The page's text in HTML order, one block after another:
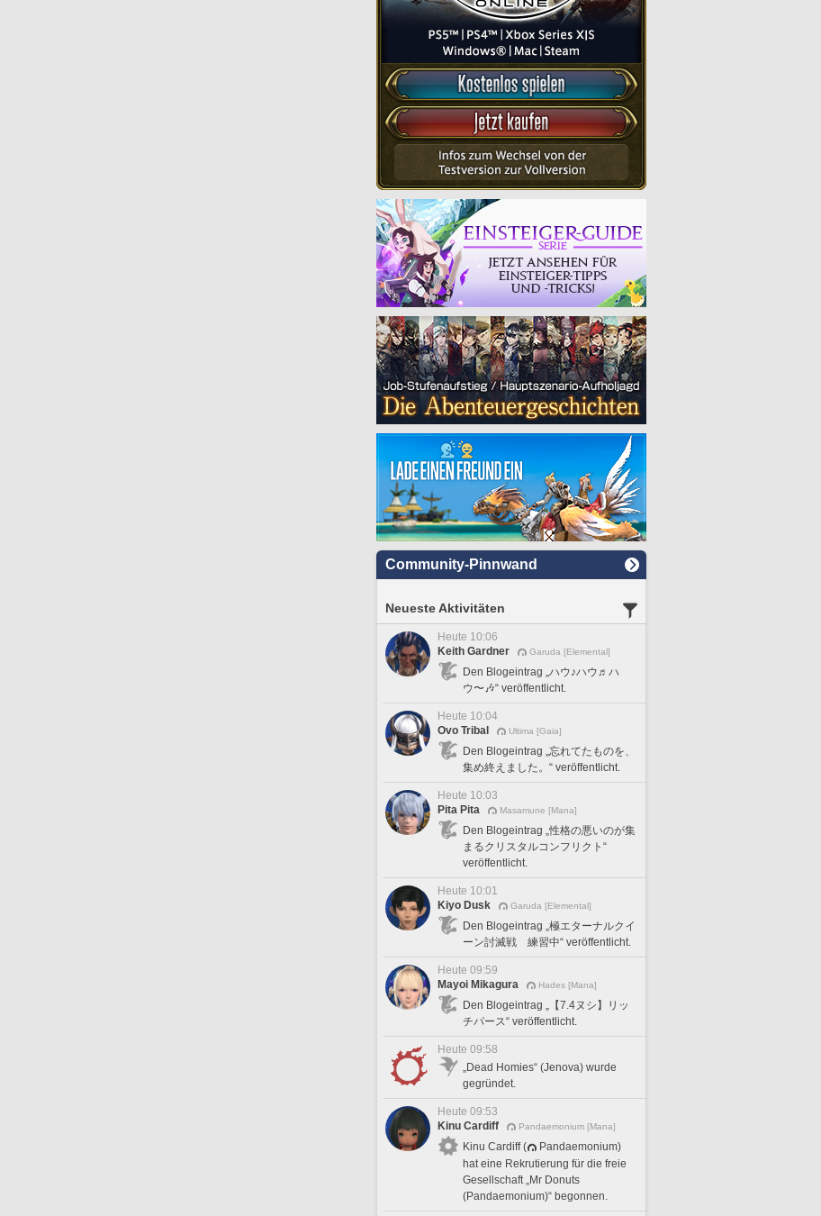
Community-Pinnwand
Neueste Aktivitäten
Heute 10:06
Keith Gardner
Garuda [Elemental]
Den Blogeintrag „ハウ♪ハウ♬ハ
ウ〜🎶“ veröffentlicht.
Heute 10:04
Ovo Tribal
Ultima [Gaia]
Den Blogeintrag „忘れてたものを、
集め終えました。“ veröffentlicht.
Heute 10:03
Pita Pita
Masamune [Mana]
Den Blogeintrag „性格の悪いのが集
まるクリスタルコンフリクト“
veröffentlicht.
Heute 10:01
Kiyo Dusk
Garuda [Elemental]
Den Blogeintrag „極エターナルクイ
ーン討滅戦 練習中“ veröffentlicht.
Heute 09:59
Mayoi Mikagura
Hades [Mana]
Den Blogeintrag „【7.4ヌシ】リッ
チパース“ veröffentlicht.
Heute 09:58
„Dead Homies“ (Jenova) wurde
gegründet.
Heute 09:53
Kinu Cardiff
Pandaemonium [Mana]
Kinu Cardiff (
Pandaemonium)
hat eine Rekrutierung für die freie
Gesellschaft „Mr Donuts
(Pandaemonium)“ begonnen.